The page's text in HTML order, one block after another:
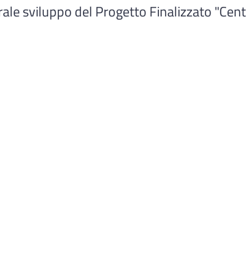
sviluppo del Progetto Finalizzato